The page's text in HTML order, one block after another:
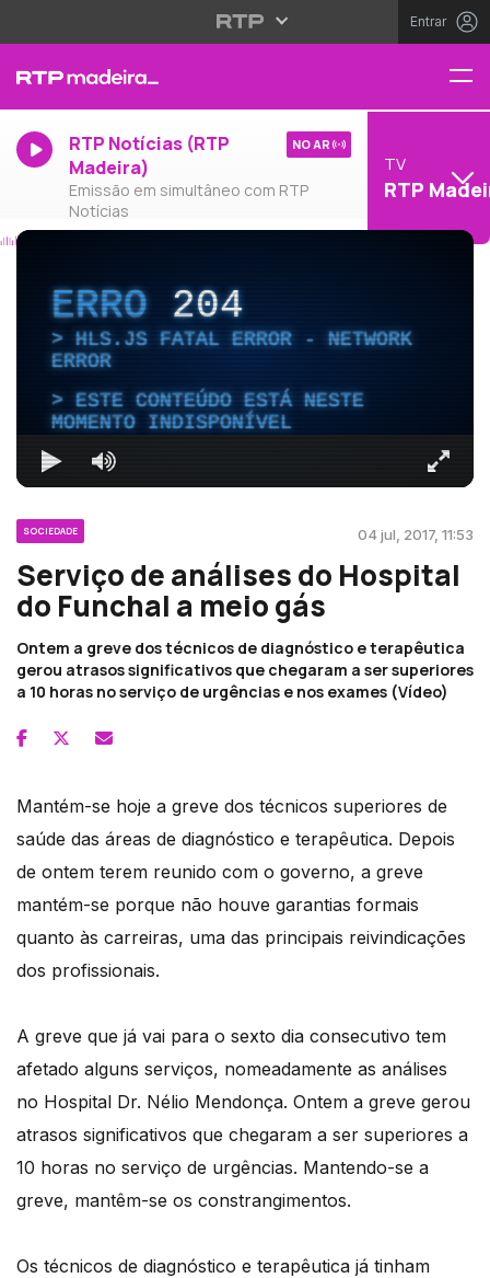
Entrar
RTP Notícias (RTP
Madeira)
Emissão em simultâneo com RTP
Notícias
NO AR
TV
RTP
ERRO204
HLS.JS FATAL ERROR - NETWORK
ERROR
ESTE CONTEÚDO ESTÁ NESTE
MOMENTO INDISPONÍVEL
SOCIEDADE 04 jul, 2017, 11:53
Serviço de análises do Hospital
do Funchal a meio gás
Ontem a greve dos técnicos de diagnóstico e terapêutica
gerou atrasos significativos que chegaram a ser superiores
a 10 horas no serviço de urgências e nos exames (Vídeo)
Mantém-se hoje a greve dos técnicos superiores de
saúde das áreas de diagnóstico e terapêutica. Depois
de ontem terem reunido com o governo, a greve
mantém-se porque não houve garantias formais
quanto às carreiras, uma das principais reivindicações
dos profissionais.
A greve que já vai para o sexto dia consecutivo tem
afetado alguns serviços, nomeadamente as análises
no Hospital Dr. Nélio Mendonça. Ontem a greve gerou
atrasos significativos que chegaram a ser superiores a
10 horas no serviço de urgências. Mantendo-se a
greve, mantêm-se os constrangimentos.
Os técnicos de diagnóstico e terapêutica já tinham